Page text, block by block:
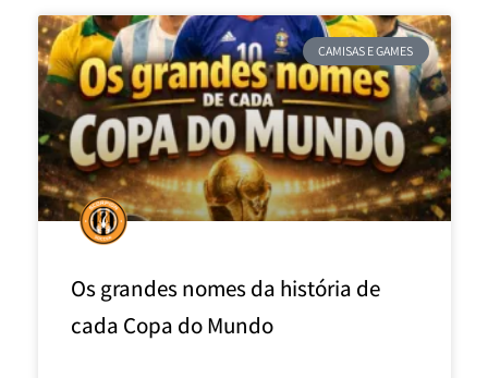
CAMISAS E GAMES
Os grandes nomes da história de
cada Copa do Mundo